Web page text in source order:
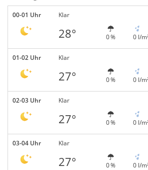
00-01 Uhr Klar
28° 0 % 0 l/
01-02 Uhr Klar
27° 0 % 0 l/
02-03 Uhr Klar
27° 0 % 0 l/
03-04 Uhr Klar
27° 0 % 0 l/